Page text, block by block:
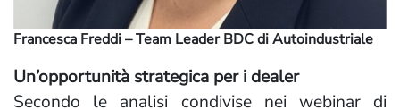
Francesca Freddi – Team LeaderBDCdi Autoindustriale
Un’opportunità strategica per i dealer
Secondo le analisi condivise nei webinar di